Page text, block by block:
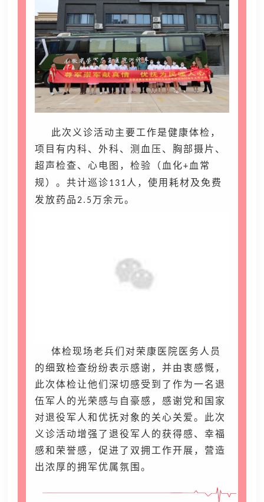
此次义诊活动主要工作是健康体检，
项目有内科、外科、测血压、胸部摄片、
超声检查、心电图，检验（血化+血常
规）。共计巡诊131人，使用耗材及免费
发放药品2.5 万余元。
体检现场老兵们对荣康医院医务人员
的细致检查纷纷表示感谢，并由衷感慨，
此次体检让他们深切感受到了作为一名退
伍军人的光荣感与自豪感，感谢党和国家
对退役军人和优抚对象的关心关爱。此次
义诊活动增强了退役军人的获得感、幸福
感和荣誉感，促进了双拥工作开展，营造
出浓厚的拥军优属氛围。